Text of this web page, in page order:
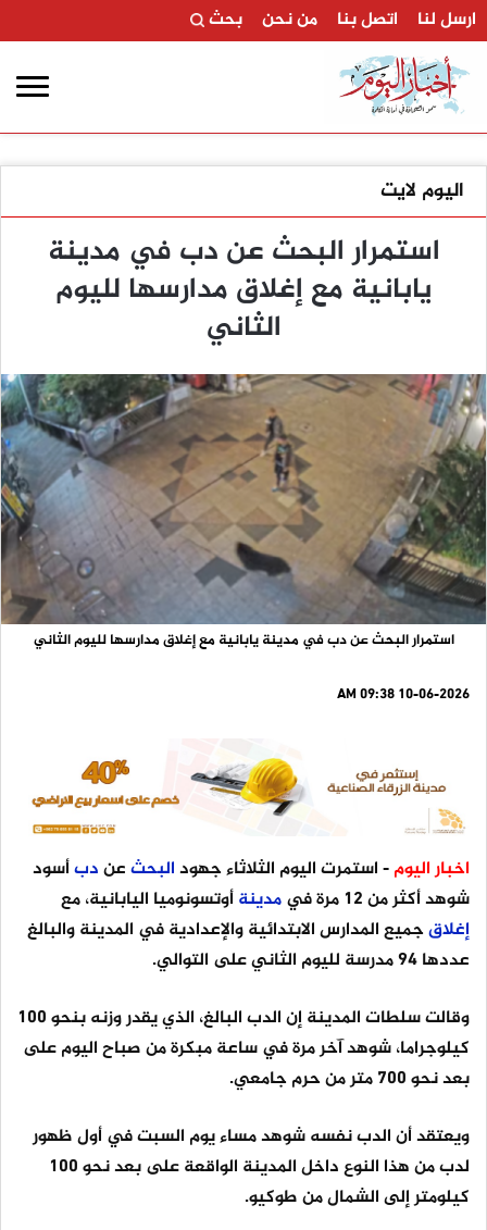
ارسل لنا اتصل بنا من نحن بحث
اليوم لايت
استمرار البحث عن دب في مدينة
يابانية مع إغلاق مدارسها لليوم
الثاني
استمرار البحث عن دب في مدينة يابانية مع إغلاق مدارسها لليوم الثاني
10-06-2026 09:38 AM
اخبار اليوم- استمرت اليوم الثلاثاء جهودالبحثعندبأسود
شوهد أكثر من 12 ​مرة في
مدينةأوتسونوميا اليابانية، مع
إغلاقجميع المدارس ‌الابتدائية والإعدادية في المدينة والبالغ
عددها 94 مدرسة لليوم الثاني على التوالي.
وقالت سلطات المدينة إن الدب البالغ، الذي يقدر وزنه بنحو 100
كيلوجراما، شوهد ​آخر مرة في ساعة مبكرة من صباح اليوم على
بعد ​نحو 700 متر من حرم جامعي.
ويعتقد أن الدب نفسه ⁠شوهد مساء يوم السبت في أول ظهور
لدب من هذا ​النوع داخل المدينة الواقعة على بعد نحو 100
كيلومتر إلى ​الشمال من طوكيو.